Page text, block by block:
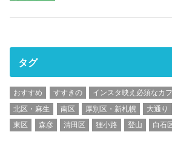
タグ
おすすめ すすきの インスタ映え必須なカ
北区・麻生
南区 厚別区・新札幌 大通り
東区
森彦 清田区 狸小路 登山 白石